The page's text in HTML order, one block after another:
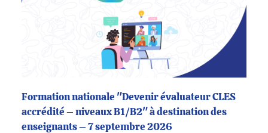
Formation nationale "Devenir évaluateur CLES
accrédité – niveaux B1/B2" à destination des
enseignants – 7 septembre 2026